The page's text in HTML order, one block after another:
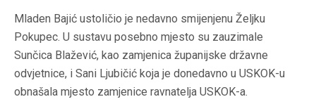
Mladen Bajić ustoličio je nedavno smijenjenu Željku
Pokupec. U sustavu posebno mjesto su zauzimale
Sunčica Blažević, kao zamjenica županijske državne
odvjetnice, i Sani Ljubičić koja je donedavno u USKOK-u
obnašala mjesto zamjenice ravnatelja USKOK-a.